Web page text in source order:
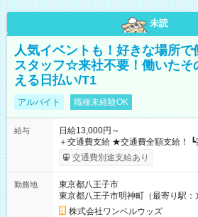
未読
人気イベントも！好きな場所で
スタッフ☆来社不要！働いたそ
える日払い/T1
アルバイト 職種未経験OK
給与
日給13,000円～
＋交通費支給 ★交通費全額支給！ ┗案件により規定あり ★日払
いOK！（規定あり） ┗働いたその
ンビニATMから 日払い分を引き落とせます！
交通費別途支給あり
勤務地
東京都八王子市
東京都八王子市明神町（最寄り駅：
株式会社ワンベルウッズ